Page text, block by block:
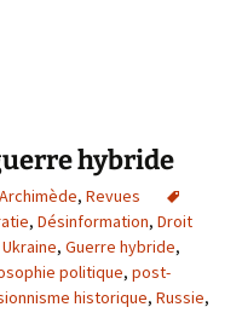
les crânes progressistes
hybride
, Revues
, Désinformation, Droit
, Guerre hybride,
politique, post-
historique, Russie,